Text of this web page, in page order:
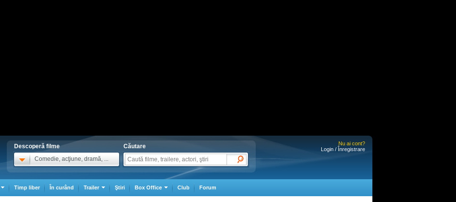
Descoperă filme
Comedie, acţiune, dramă, ...
Căutare
Nu ai cont?
Login / Înregistrare
Timp liber În curând Trailer Ştiri Box Office Club Forum